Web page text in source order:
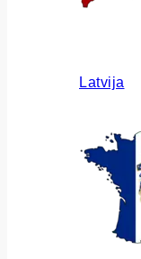
Latvija